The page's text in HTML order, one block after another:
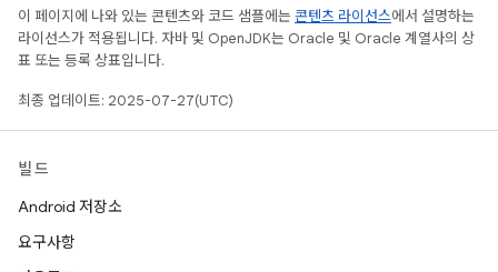
이 페이지에 나와 있는 콘텐츠와 코드 샘플에는 콘텐츠 라이선스에서 설명하는
라이선스가 적용됩니다. 자바 및 OpenJDK는 Oracle 및 Oracle 계열사의 상
표 또는 등록 상표입니다.
최종 업데이트: 2025-07-27(UTC)
빌드
Android 저장소
요구사항